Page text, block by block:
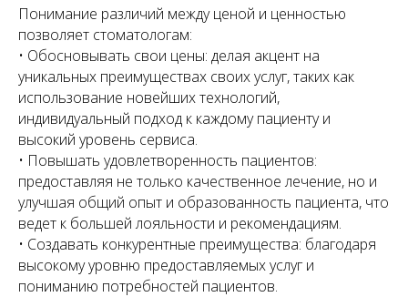
Понимание различий между ценой и ценностью
позволяет стоматологам:
• Обосновывать свои цены: делая акцент на
уникальных преимуществах своих услуг, таких как
использование новейших технологий,
индивидуальный подход к каждому пациенту и
высокий уровень сервиса.
• Повышать удовлетворенность пациентов:
предоставляя не только качественное лечение, но и
улучшая общий опыт и образованность пациента, что
ведет к большей лояльности и рекомендациям.
• Создавать конкурентные преимущества: благодаря
высокому уровню предоставляемых услуг и
пониманию потребностей пациентов.